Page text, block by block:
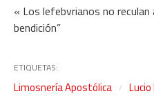
« Los lefebvrianos no reculan
bendición”
ETIQUETAS:
Limosnería Apostólica